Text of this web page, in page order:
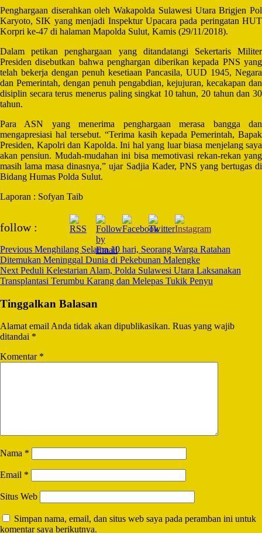
Penghargaan diserahkan oleh Wakapolda Sulawesi Utara Brigjen Pol
Karyoto, SIK yang menjadi Inspektur Upacara pada peringatan HUT
Korpri ke-47 di halaman Mapolda Sulut, Kamis (29/11/2018).
Dalam petikan penghargaan yang ditandatangi Sekertaris Militer
Presiden disebutkan bahwa penghargan diberikan kepada PNS yang
telah bekerja dengan penuh kesetiaan Pancasila, UUD 1945, Negara
dan Pemerintah, dengan penuh pengabdian, kejujuran, kecakapan dan
disiplin secara terus menerus paling singkat 10 tahun, 20 tahun dan 30
tahun.
Para ASN yang menerima penghargaan merasa bangga dan
mengapresiasi hal tersebut. “Terima kasih kepada Pemerintah, Bapak
Presiden, Kapolri dan Kapolda. Ini hal yang luar biasa menjelang saya
akan pensiun. Mudah-mudahan ini bisa memotivasi rekan-rekan yang
masih lama masa dinasnya,” ujar Sadjia Kader, PNS yang bertugas di
Bidang Humas Polda Sulut.
Laporan : Sofyan Taib
follow :
Navigation
Previous Menghilang Selama 10 hari, Seorang Warga Ratahan
Ditemukan Meninggal Dunia di Pekebunan Malengke
Next Peduli Kelestarian Alam, Polda Sulawesi Utara Laksanakan
Transplantasi Terumbu Karang dan Melepas Tukik Penyu
Tinggalkan Balasan
Alamat email Anda tidak akan dipublikasikan. Ruas yang wajib
ditandai *
Komentar *
Nama *
Email *
Situs Web
Simpan nama, email, dan situs web saya pada peramban ini untuk
komentar saya berikutnya.